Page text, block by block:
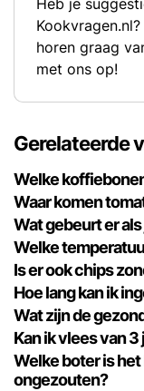
Heb je
horen graag
met ons op!
Gerelateerde
Welke
Waar komen
Wat gebeurt er
Welke
Is er ook chips
Hoe lang kan ik
Wat zijn de
Kan ik vlees van
Welke boter is
ongezouten?